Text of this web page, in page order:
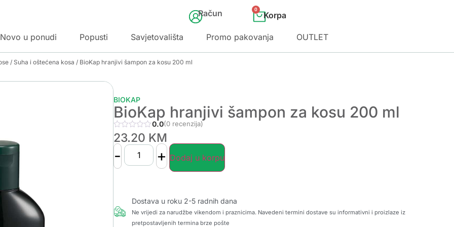
Račun 0
Novo u ponudi Popusti Savjetovališta Promo pakovanja OUTLET
/ Suha i oštećena kosa / BioKap hranjivi šampon za kosu 200 ml
BIOKAP
BioKap hranjivi šampon za kosu 200 ml
0.0(0 recenzija)
23.20 KM
- + Dodaj u korpu
Dostava u roku 2-5 radnih dana
Ne vrijedi za narudžbe vikendom i praznicima. Navedeni termini dostave su informativni i proizlaze iz
pretpostavljenih termina brze pošte